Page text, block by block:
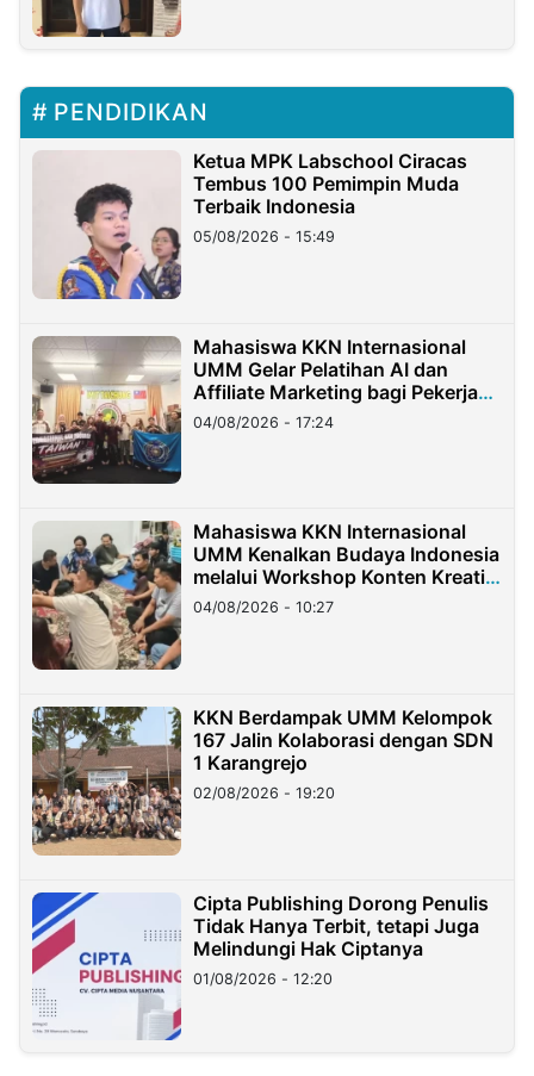
PENDIDIKAN
Ketua MPK Labschool Ciracas
Tembus 100 Pemimpin Muda
Terbaik Indonesia
05/08/2026 - 15:49
Mahasiswa KKN Internasional
UMM Gelar Pelatihan AI dan
Affiliate Marketing bagi Pekerja
Migran Indonesia di Taiwan
04/08/2026 - 17:24
Mahasiswa KKN Internasional
UMM Kenalkan Budaya Indonesia
melalui Workshop Konten Kreatif
di Taiwan
04/08/2026 - 10:27
KKN Berdampak UMM Kelompok
167 Jalin Kolaborasi dengan SDN
1 Karangrejo
02/08/2026 - 19:20
Cipta Publishing Dorong Penulis
Tidak Hanya Terbit, tetapi Juga
Melindungi Hak Ciptanya
01/08/2026 - 12:20